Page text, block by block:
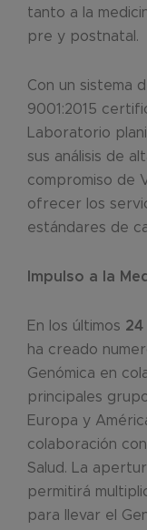
tanto a la
pre y postnatal.
Con un sistema
9001:2015
Laboratorio
sus análisis de
compromiso de
ofrecer los
estándares de
Impulso a la
En los últimos 24
ha creado
Genómica en
principales
Europa y
colaboración
Salud. La
permitirá
para llevar el